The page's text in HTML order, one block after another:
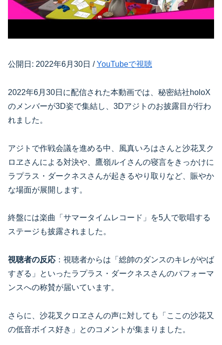
公開日: 2022年6月30日 /YouTubeで視聴
2022年6月30日に配信された本動画では、秘密結社holoX
のメンバーが3D姿で集結し、3Dアジトのお披露目が行わ
れました。
アジトで作戦会議を進める中、風真いろはさんと沙花叉ク
ロヱさんによる対決や、鷹嶺ルイさんの寝言をきっかけに
ラプラス・ダークネスさんが起きるやり取りなど、賑やか
な場面が展開します。
終盤には楽曲「サマータイムレコード」を5人で歌唱する
ステージも披露されました。
視聴者の反応 ：視聴者からは「総帥のダンスのキレがやば
すぎる」といったラプラス・ダークネスさんのパフォーマ
ンスへの称賛が届いています。
さらに、沙花叉クロヱさんの声に対しても「ここの沙花又
の低音ボイス好き」とのコメントが集まりました。